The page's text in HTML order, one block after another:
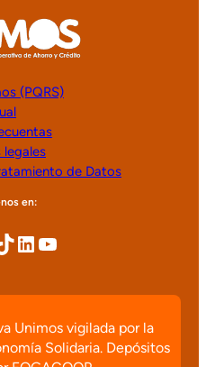
(PQRS)
legales
de Datos
en:
Unimos vigilada por la
Solidaria. Depósitos